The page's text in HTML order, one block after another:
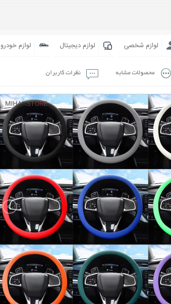
لوازم شخصی لوازم دیجیتال لوازم خودرو
محصولات مشابه نظرات کاربران